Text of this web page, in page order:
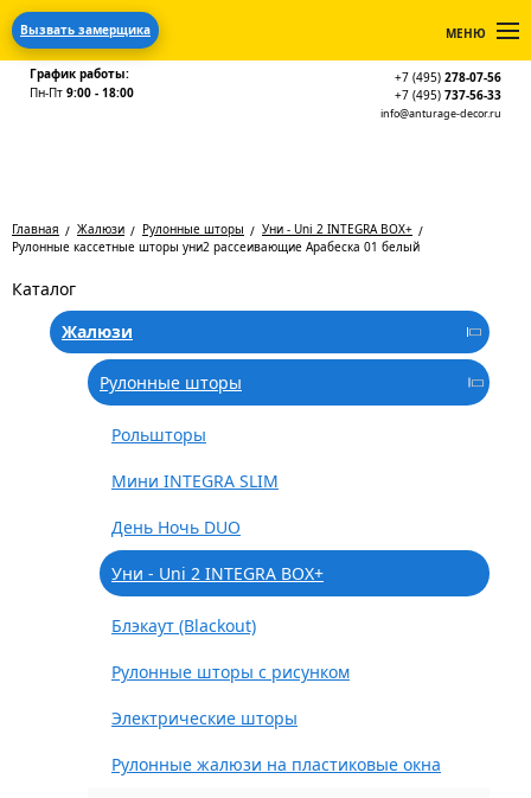
Вызвать замерщика МЕНЮ
График работы:
Пн-Пт 9:00 - 18:00
+7 (495) 278-07-56
+7 (495) 737-56-33
info@anturage-decor.ru
Главная Жалюзи Рулонные шторы
Уни - Uni 2 INTEGRA BOX+
Рулонные кассетные шторы уни2 рассеивающие Арабеска 01 белый
Каталог
Жалюзи
Рулонные шторы
Рольшторы
Мини INTEGRA SLIM
День Ночь DUO
Уни - Uni 2 INTEGRA BOX+
Блэкаут (Blackout)
Рулонные шторы с рисунком
Электрические шторы
Рулонные жалюзи на пластиковые окна